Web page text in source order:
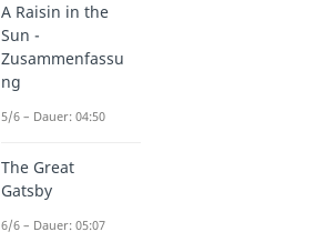
A Raisin in the
Sun -
Zusammenfassu
ng
5/6 – Dauer: 04:50
The Great
Gatsby
6/6 – Dauer: 05:07